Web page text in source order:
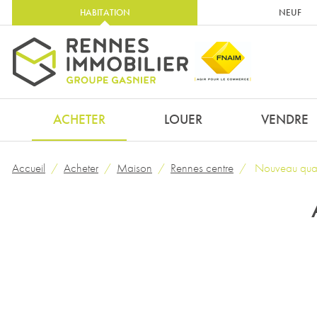
HABITATION NEUF
ACHETER LOUER VENDRE
Accueil Acheter Maison Rennes centre Nouveau